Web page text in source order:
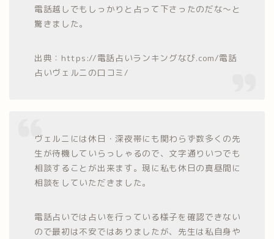
電話越しでもしっかりと占って下さったのだな～と
驚きました。
出典：https://電話占いランキングなび.com/電話
占いヴェルニの口コミ/
ヴェルニには休日・深夜帯にも関わらず数多くの先
生が待機していらっしゃるので、文字通りいつでも
相談することが出来ます。現に私も休日の真昼間に
相談をしていただきました。
電話占いでは占いを行っている様子を確認できない
ので最初は不安ではありましたが、先生は私自身や